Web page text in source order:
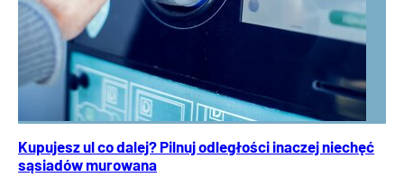
Kupujesz ul co dalej? Pilnuj odległości inaczej niechęć
sąsiadów murowana